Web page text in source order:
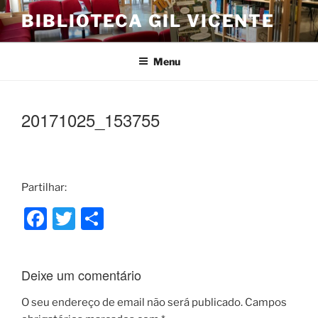
Saltar
para
o
BIBLIOTECA GIL VICENTE
Menu
20171025_153755
Partilhar:
F
e
b
T
er
ar
e
Deixe um comentário
O seu endereço de email não será publicado. Campos